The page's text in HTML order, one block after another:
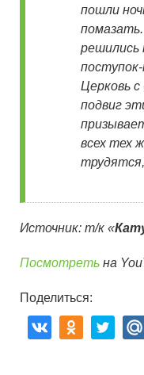
пошли
решились
Церковь
подвиг
всех тех
Источник: т/к «
Посмотреть на
Поделиться: